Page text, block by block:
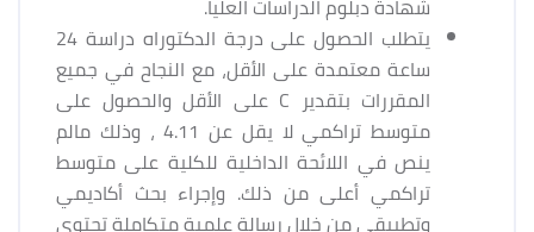
يتطلب الحصول على درجة الدكتوراه دراسة 24
ساعة معتمدة على الأقل، مع النجاح في جميع
المقررات بتقدير C على الأقل والحصول على
متوسط تراكمي لا يقل عن 4.11 ، وذلك مالم
ينص في اللائحة الداخلية للكلية على متوسط
تراكمي أعلى من ذلك. وإجراء بحث أكاديمي
وتطبيقي من خلال رسالة علمية متكاملة تحتوي